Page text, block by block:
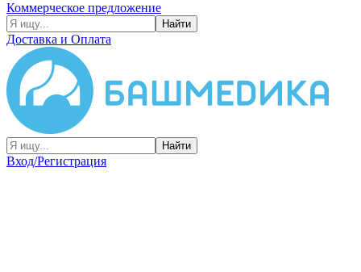
Коммерческое предложение
Найти
Доставка и Оплата
Найти
Вход/Регистрация